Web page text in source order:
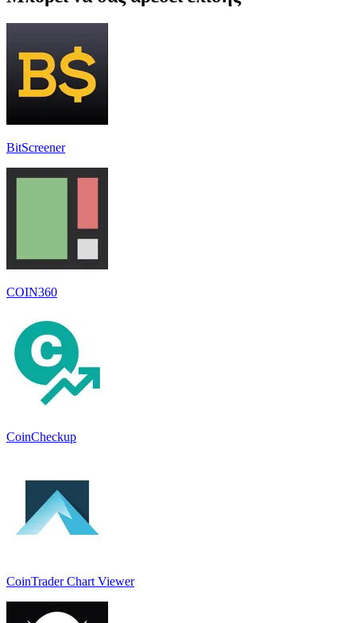
BitScreener
COIN360
CoinCheckup
CoinTrader Chart Viewer